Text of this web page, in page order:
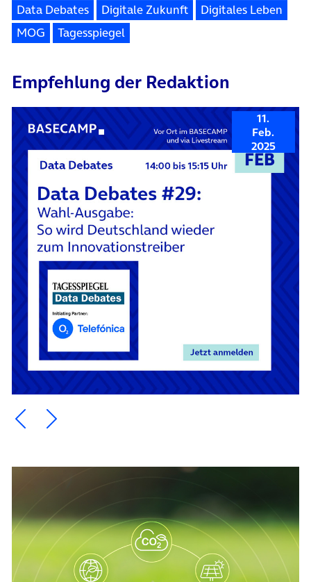
Data Debates Digitale Zukunft
Digitales Leben
MOG
Tagesspiegel
Empfehlung der Redaktion
11.
Feb.
2025
Ein Element zurück blättern
Ein Element weiter blättern